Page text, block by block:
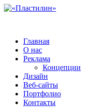
Главная
О нас
Реклама
Концепции
Дизайн
Веб-сайты
Портфолио
Контакты